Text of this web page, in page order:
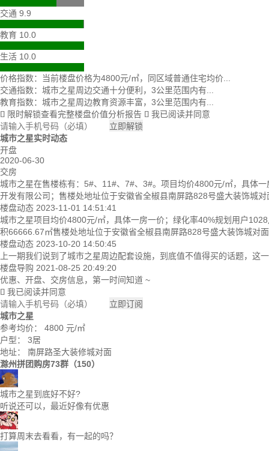
交通 9.9
教育 10.0
生活 10.0
价格指数：当前楼盘价格为4800元/㎡，同区域普通住宅均价...
交通指数：城市之星周边交通十分便利，3公里范围内有...
教育指数：城市之星周边教育资源丰富，3公里范围内有...
 限时解锁查看完整楼盘价值分析报告  我已阅读并同意
立即解锁
城市之星实时动态
开盘
2020-06-30
交房
城市之星在售楼栋有：5#、11#、7#、3#。项目均价4800元/㎡，具体
开发有限公司；售楼处地址位于安徽省全椒县南屏路828号盛大装饰城
楼盘动态 2023-11-01 14:51:41
城市之星项目均价4800元/㎡，具体一房一价；绿化率40%规划用户
积66666.67㎡售楼处地址位于安徽省全椒县南屏路828号盛大装饰城对
楼盘动态 2023-10-20 14:50:45
上一期我们说到了城市之星周边配套设施，到底值不值得买的话题，
楼盘导购 2021-08-25 20:49:20
优惠、开盘、交房信息，第一时间知道 ~
 我已阅读并同意
立即订阅
城市之星
参考均价： 4800 元/㎡
户型：
3居
地址：
南屏路圣大装修城对面
滁州拼团购房73群（150）
城市之星到底好不好?
听说还可以，最近好像有优惠
打算周末去看看，有一起的吗？